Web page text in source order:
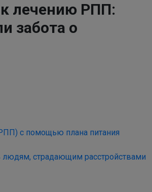
лечению РПП:
забота о
с помощью плана питания
людям, страдающим расстройствами